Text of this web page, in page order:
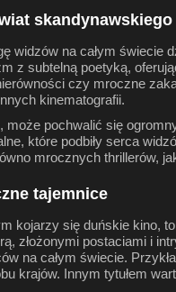
skandynawskiego
widzów na całym świecie
z subtelną poetyką,
czy mroczne
kinematografii.
pochwalić się
które podbiły serca
mrocznych thrillerów,
tajemnice
kojarzy się duńskie kino,
złożonymi postaciami i
na całym świecie.
krajów. Innym tytułem